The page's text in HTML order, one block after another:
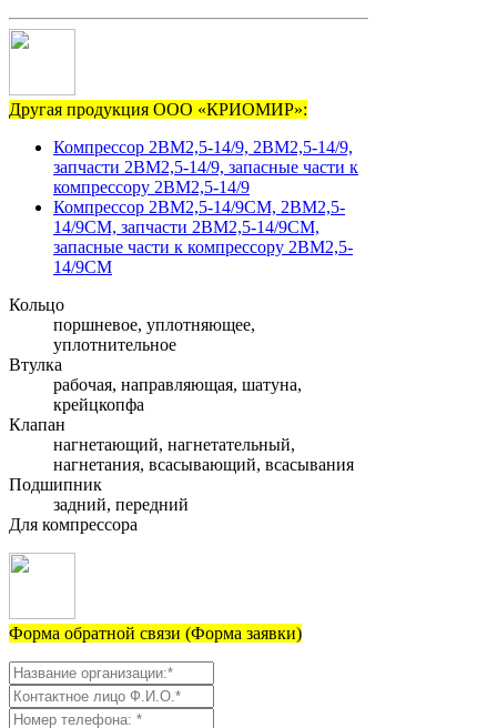
Другая продукция ООО «КРИОМИР»:
Компрессор 2ВМ2,5-14/9, 2ВМ2,5-14/9,
запчасти 2ВМ2,5-14/9, запасные части к
компрессору 2ВМ2,5-14/9
Компрессор 2ВМ2,5-14/9СМ, 2ВМ2,5-
14/9СМ, запчасти 2ВМ2,5-14/9СМ,
запасные части к компрессору 2ВМ2,5-
14/9СМ
Кольцо
поршневое, уплотняющее,
уплотнительное
Втулка
рабочая, направляющая, шатуна,
крейцкопфа
Клапан
нагнетающий, нагнетательный,
нагнетания, всасывающий, всасывания
Подшипник
задний, передний
Для компрессора
Форма обратной связи (Форма заявки)